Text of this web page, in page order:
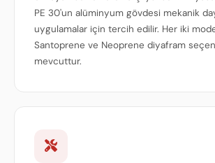
PE 30'un alüminyum gövdesi mekanik
uygulamalar için tercih edilir. Her iki
Santoprene ve Neoprene diyafram
mevcuttur.